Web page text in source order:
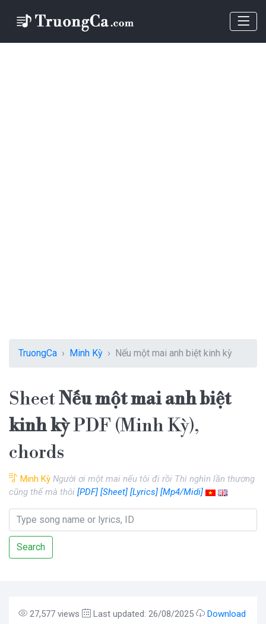
TruongCa Minh Kỳ Nếu một mai anh biệt kinh kỳ
SheetNếu một mai anh biệt
kinh kỳPDF (Minh Kỳ),
chords
Minh Kỳ Người ơi một mai nếu tôi đi rồi Thì nghìn lần thương
cũng thế mà thôi [PDF] [Sheet] [Lyrics] [Mp4/Midi]
Search
27,577 views Last updated: 26/08/2025
Download